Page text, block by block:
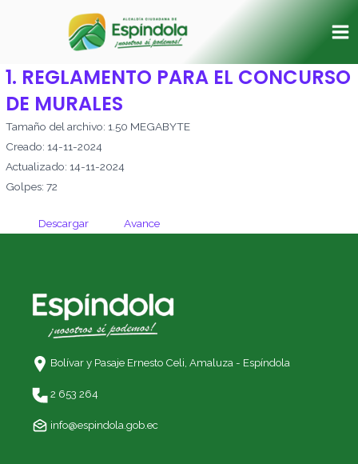
1. REGLAMENTO PARA EL CONCURSO
DE MURALES
Tamaño del archivo: 1.50 MEGABYTE
Creado: 14-11-2024
Actualizado: 14-11-2024
Golpes: 72
Descargar Avance
Bolívar y Pasaje Ernesto Celi, Amaluza - Espíndola
2 653 264
info@espindola.gob.ec